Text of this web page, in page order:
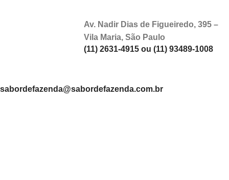
Av. Nadir Dias de Figueiredo, 395 –
Vila Maria, São Paulo
(11) 2631-4915 ou (11) 93489-1008
sabordefazenda@sabordefazenda.com.br